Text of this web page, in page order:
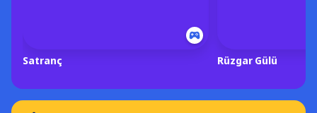
Satranç Rüzgar Gülü